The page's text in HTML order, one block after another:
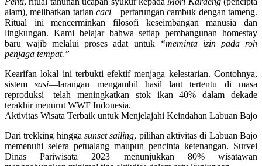
alam), melibatkan tarian caci—pertarungan cambuk dengan tameng.
Ritual ini mencerminkan filosofi keseimbangan manusia dan
lingkungan. Kami belajar bahwa setiap pembangunan homestay
baru wajib melalui proses adat untuk
“meminta izin pada roh
penjaga tempat.”
Kearifan lokal ini terbukti efektif menjaga kelestarian. Contohnya,
sistemsasi—larangan mengambil hasil laut tertentu di masa
reproduksi—telah meningkatkan stok ikan40% dalam dekade
terakhir menurut WWF Indonesia.
Aktivitas Wisata Terbaik untuk Menjelajahi Keindahan Labuan Bajo
Dari trekking hingga sunset sailing, pilihan aktivitas di Labuan Bajo
memenuhi selera petualang maupun pencinta ketenangan. Survei
Dinas Pariwisata 2023 menunjukkan 80% wisatawan